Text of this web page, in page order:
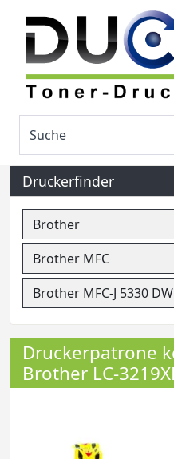
Druckerfinder
Druckerpatrone
Brother LC-